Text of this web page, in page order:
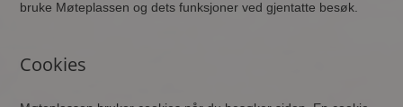
bruke Møteplassen og dets funksjoner ved gjentatte besøk.
Cookies